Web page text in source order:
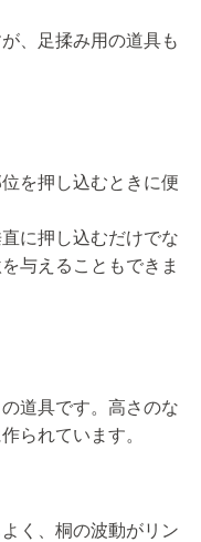
、足揉み用の道具も
を押し込むときに便
に押し込むだけでな
与えることもできま
道具です。高さのな
られています。
く、桐の波動がリン